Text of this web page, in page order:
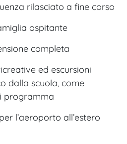
rilasciato a fine corso
ospitante
completa
ed escursioni
dalla scuola, come
programma
l’aeroporto all’estero